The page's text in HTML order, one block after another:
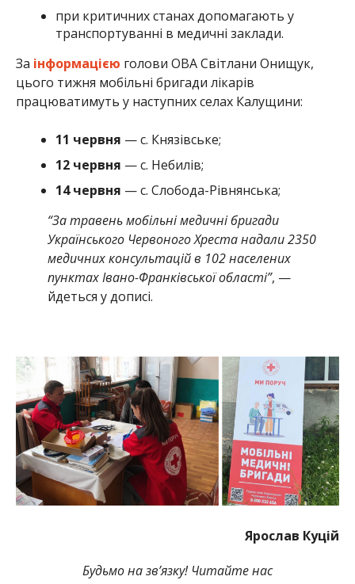
при критичних станах допомагають у
транспортуванні в медичні заклади.
За інформацією голови ОВА Світлани Онищук,
цього тижня мобільні бригади лікарів
працюватимуть у наступних селах Калущини:
11 червня — с. Князівське;
12 червня — с. Небилів;
14 червня — с. Слобода-Рівнянська;
“За травень мобільні медичні бригади
Українського Червоного Хреста надали 2350
медичних консультацій в 102 населених
пунктах Івано-Франківської області”, —
йдеться у дописі.
Ярослав Куцій
Будьмо на зв’язку! Читайте нас